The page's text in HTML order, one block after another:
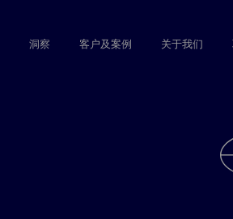
洞察 客户及案例 关于我们